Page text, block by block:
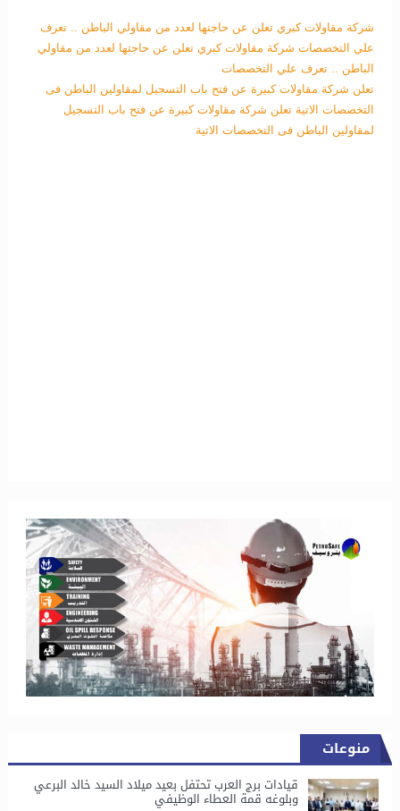
شركة مقاولات كبري تعلن عن حاجتها لعدد من مقاولي الباطن .. تعرف
علي التخصصات شركة مقاولات كبري تعلن عن حاجتها لعدد من مقاولي
الباطن .. تعرف علي التخصصات
تعلن شركة مقاولات كبيرة عن فتح باب التسجيل لمقاولين الباطن فى
التخصصات الاتية تعلن شركة مقاولات كبيرة عن فتح باب التسجيل
لمقاولين الباطن فى التخصصات الاتية
منوعات
قيادات برج العرب تحتفل بعيد ميلاد السيد خالد البرعي
وبلوغه قمة العطاء الوظيفي